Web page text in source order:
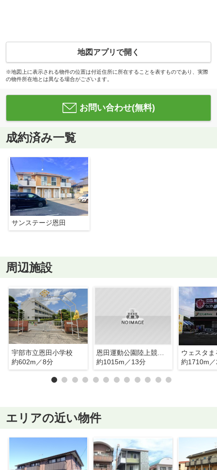
地図アプリで開く
※地図上に表示される物件の位置は付近住所に所在することを表すものであり、実際
の物件所在地とは異なる場合がございます。
お問い合わせ(無料)
成約済み一覧
サンステージ恩田
周辺施設
宇部市立恩田小学校
約602m／8分
約1015m／13分
約1710m
エリアの近い物件